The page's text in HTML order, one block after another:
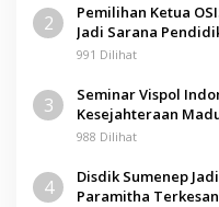
2
Pemilihan Ketua
Jadi Sarana
991 Dilihat
3
Seminar Vispol
Kesejahteraan
Kunci
988 Dilihat
4
Disdik Sumenep
Paramitha